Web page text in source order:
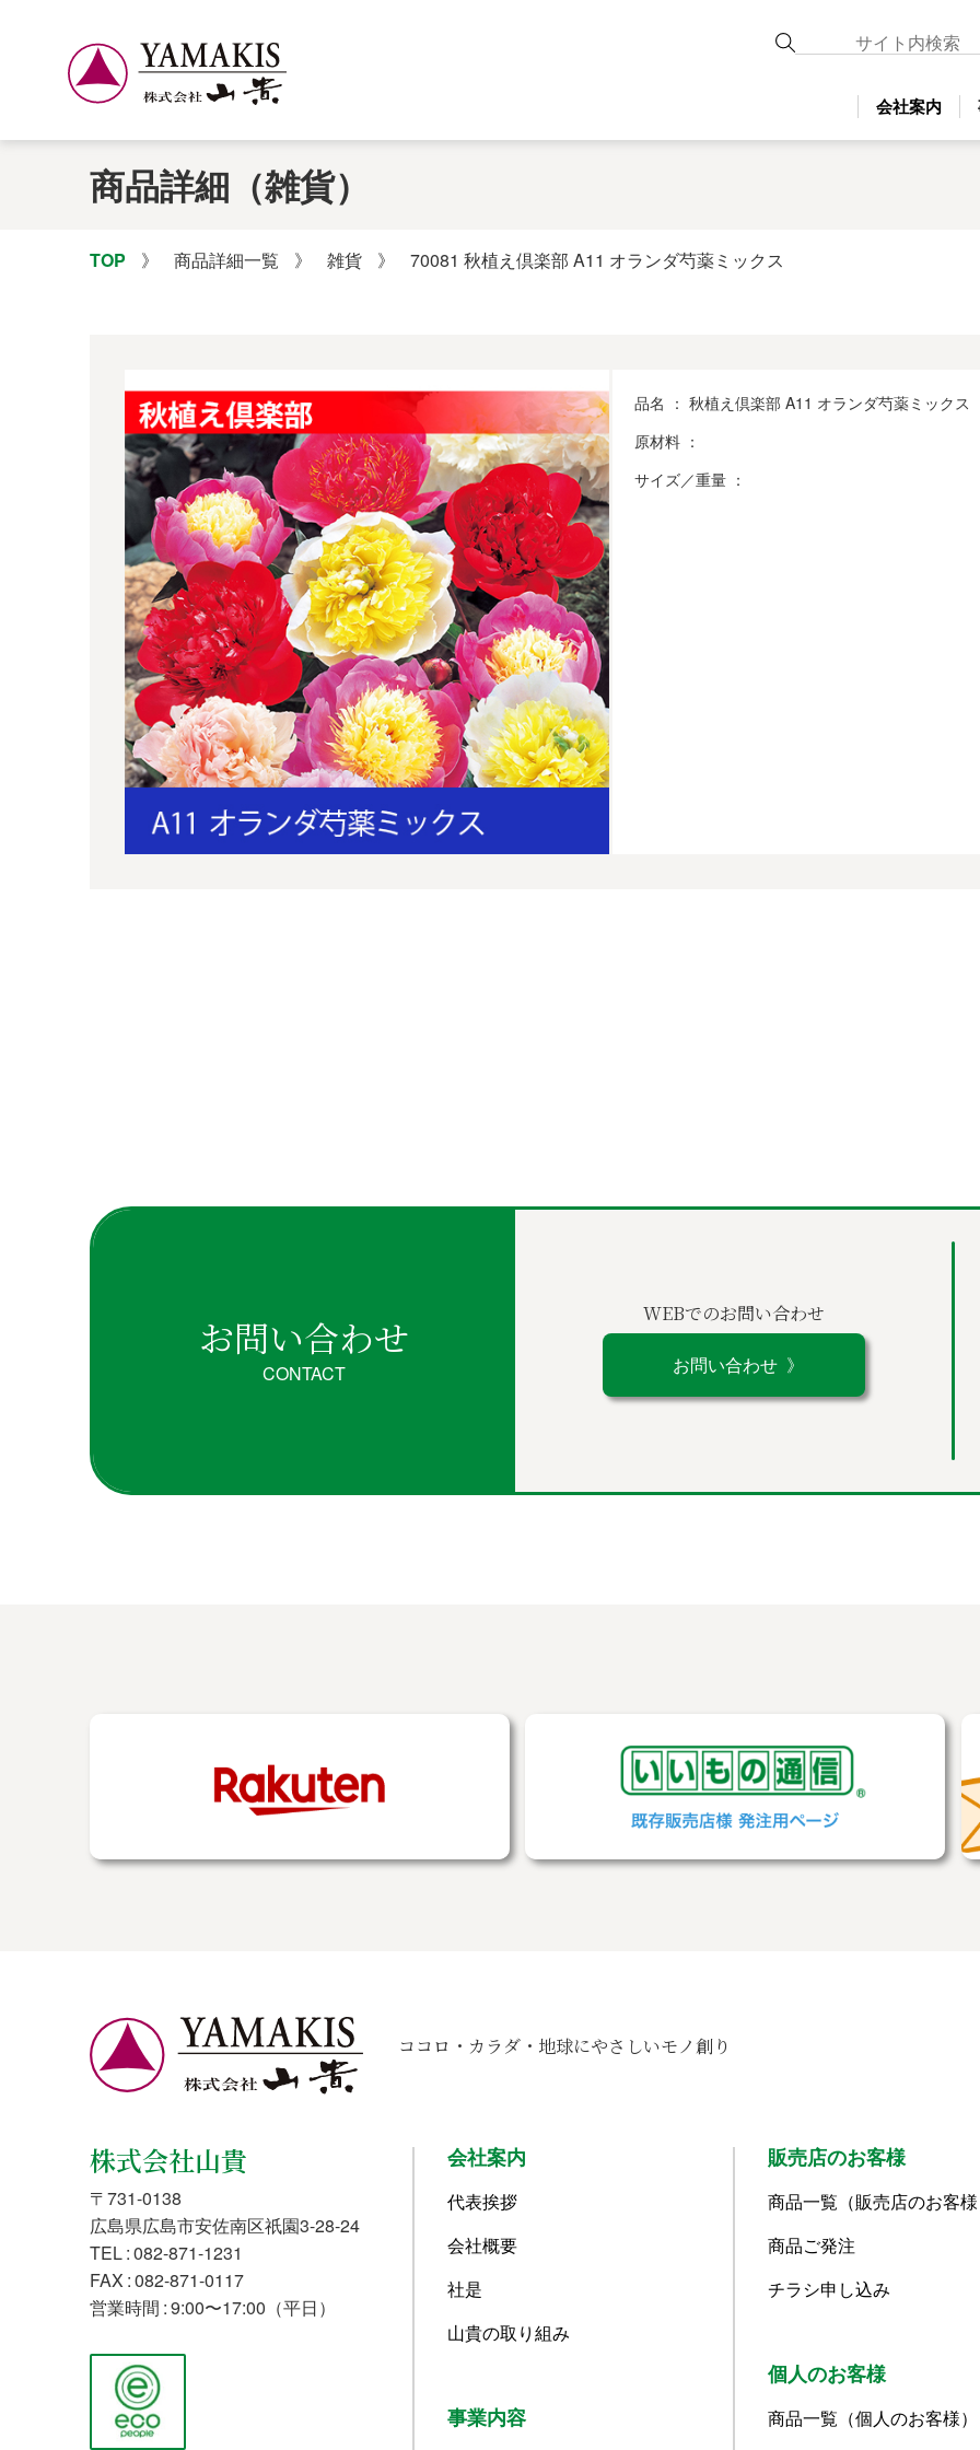
会社案内
商品詳細（雑貨）
TOP 》 商品詳細一覧 》 雑貨 》 70081 秋植え倶楽部 A11 オランダ芍薬ミックス
品名 ： 秋植え倶楽部 A11 オランダ芍薬ミックス
原材料 ：
サイズ／重量 ：
お問い合わせ
CONTACT
WEBでのお問い合わせ
お問い合わせ 》
ココロ・カラダ・地球にやさしいモノ創り
株式会社山貴
〒731-0138
広島県広島市安佐南区祇園3-28-24
TEL : 082-871-1231
FAX : 082-871-0117
営業時間 : 9:00〜17:00（平日）
会社案内
代表挨拶
会社概要
社是
山貴の取り組み
事業内容
販売店のお客様
商品一覧（販売店のお客様
商品ご発注
チラシ申し込み
個人のお客様
商品一覧（個人のお客様）